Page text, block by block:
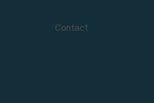
Contact